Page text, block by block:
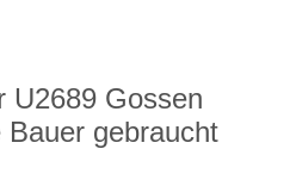
U2689 Gossen
gebraucht